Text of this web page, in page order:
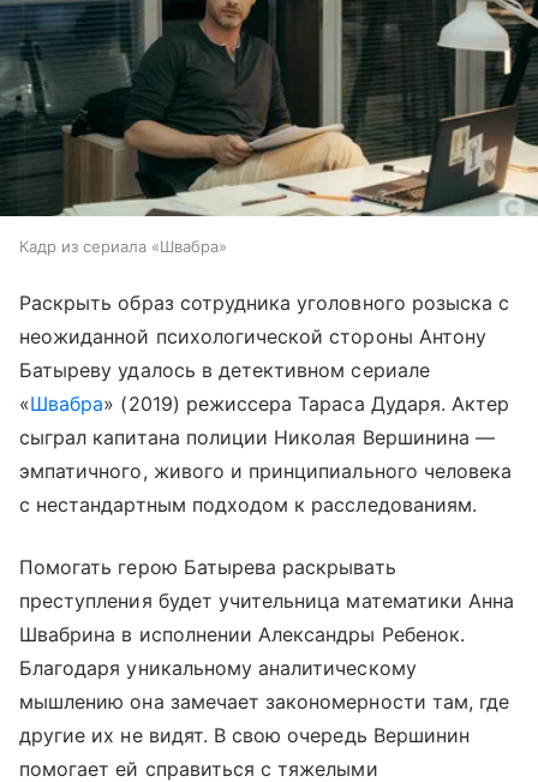
Кадр из сериала «Швабра»
Раскрыть образ сотрудника уголовного розыска с
неожиданной психологической стороны Антону
Батыреву удалось в детективном сериале
«Швабра» (2019) режиссера Тараса Дударя. Актер
сыграл капитана полиции Николая Вершинина —
эмпатичного, живого и принципиального человека
с нестандартным подходом к расследованиям.
Помогать герою Батырева раскрывать
преступления будет учительница математики Анна
Швабрина в исполнении Александры Ребенок.
Благодаря уникальному аналитическому
мышлению она замечает закономерности там, где
другие их не видят. В свою очередь Вершинин
помогает ей справиться с тяжелыми